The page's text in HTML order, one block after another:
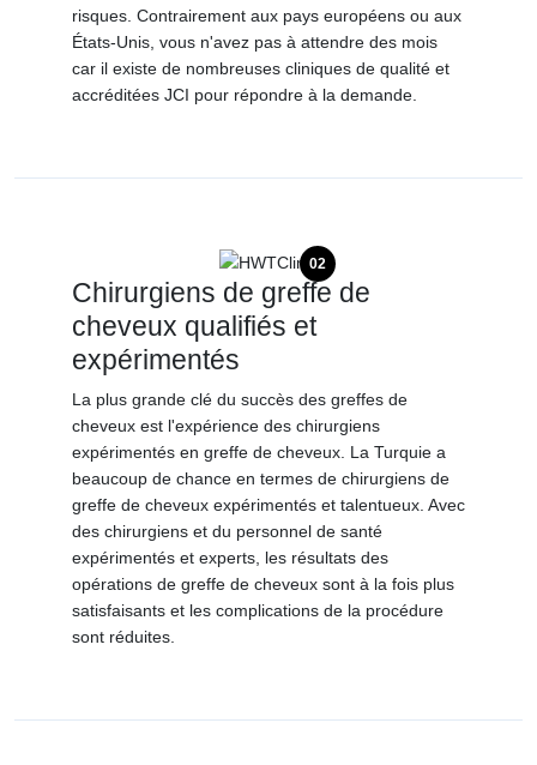
risques. Contrairement aux pays européens ou aux
États-Unis, vous n'avez pas à attendre des mois
car il existe de nombreuses cliniques de qualité et
accréditées JCI pour répondre à la demande.
02
Chirurgiens de greffe de
cheveux qualifiés et
expérimentés
La plus grande clé du succès des greffes de
cheveux est l'expérience des chirurgiens
expérimentés en greffe de cheveux. La Turquie a
beaucoup de chance en termes de chirurgiens de
greffe de cheveux expérimentés et talentueux. Avec
des chirurgiens et du personnel de santé
expérimentés et experts, les résultats des
opérations de greffe de cheveux sont à la fois plus
satisfaisants et les complications de la procédure
sont réduites.